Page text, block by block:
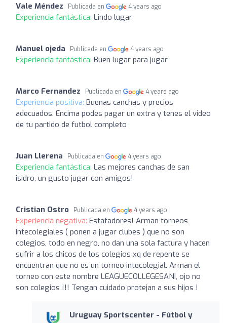
Vale Méndez Publicada en 4 years ago
Experiencia fantástica: Lindo lugar
Manuel ojeda Publicada en 4 years ago
Experiencia fantástica: Buen lugar para jugar
Marco Fernandez Publicada en 4 years ago
Experiencia positiva: Buenas canchas y precios
adecuados. Encima podes pagar un extra y tenes el video
de tu partido de futbol completo
Juan Llerena Publicada en 4 years ago
Experiencia fantástica: Las mejores canchas de san
isidro, un gusto jugar con amigos!
Cristian Ostro Publicada en 4 years ago
Experiencia negativa: Estafadores! Arman torneos
intecolegiales ( ponen a jugar clubes ) que no son
colegios, todo en negro, no dan una sola factura y hacen
sufrir a los chicos de los colegios xq de repente se
encuentran que no es un torneo intecolegial. Arman el
torneo con este nombre LEAGUECOLLEGESANI, ojo no
son colegios !!! Tengan cuidado protejan a sus hijos !
Uruguay Sportscenter - Fútbol y